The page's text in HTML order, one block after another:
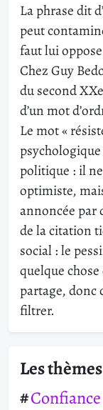
La phrase dit
peut
faut lui
Chez Guy
du second
d’un mot
Le mot «
politique : il
optimiste,
annoncée par
de la citation
social : le
quelque
partage, donc
filtrer.
Les
Confiance